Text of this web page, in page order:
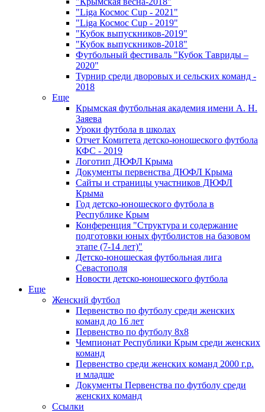
"Liga Космос Cup - 2021"
"Liga Космос Cup - 2019"
"Кубок выпускников-2019"
"Кубок выпускников-2018"
Футбольный фестиваль "Кубок Тавриды –
2020"
Турнир среди дворовых и сельских команд -
2018
Еще
Крымская футбольная академия имени А. Н.
Заяева
Уроки футбола в школах
Отчет Комитета детско-юношеского футбола
КФС - 2019
Логотип ДЮФЛ Крыма
Документы первенства ДЮФЛ Крыма
Сайты и страницы участников ДЮФЛ
Крыма
Год детско-юношеского футбола в
Республике Крым
Конференция "Структура и содержание
подготовки юных футболистов на базовом
этапе (7-14 лет)"
Детско-юношеская футбольная лига
Севастополя
Новости детско-юношеского футбола
Еще
Женский футбол
Первенство по футболу среди женских
команд до 16 лет
Первенство по футболу 8х8
Чемпионат Республики Крым среди женских
команд
Первенство среди женских команд 2000 г.р.
и младше
Документы Первенства по футболу среди
женских команд
Ссылки